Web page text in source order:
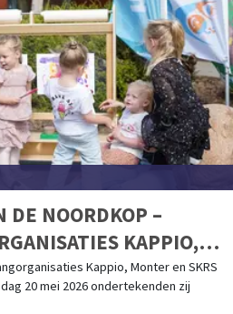
DE NOORDKOP –
KAPPIO,
Kappio, Monter en SKRS
20 mei 2026 ondertekenden zij